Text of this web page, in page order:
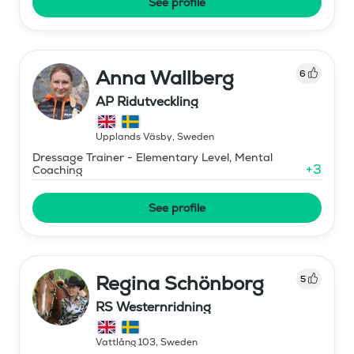
Anna Wallberg 6
AP Ridutveckling
Upplands Väsby, Sweden
Dressage Trainer - Elementary Level, Mental
Coaching
+3
See profile
Regina Schönborg 5
RS Westernridning
Vattlång 103, Sweden